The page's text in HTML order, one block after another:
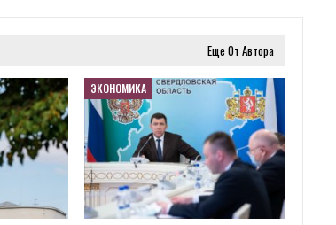
Еще От Автора
ЭКОНОМИКА